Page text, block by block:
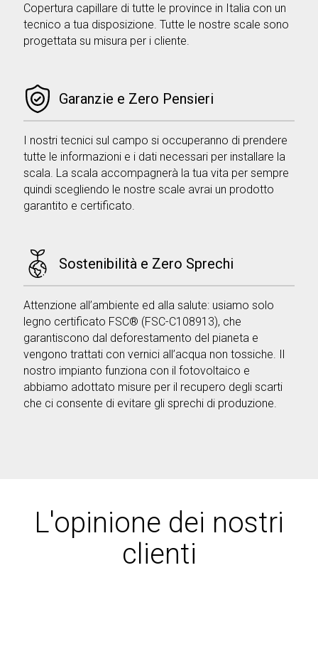
Copertura capillare di tutte le province in Italia con un
tecnico a tua disposizione. Tutte le nostre scale sono
progettata su misura per i cliente.
Garanzie e Zero Pensieri
I nostri tecnici sul campo si occuperanno di prendere
tutte le informazioni e i dati necessari per installare la
scala. La scala accompagnerà la tua vita per sempre
quindi scegliendo le nostre scale avrai un prodotto
garantito e certificato.
Sostenibilità e Zero Sprechi
Attenzione all’ambiente ed alla salute: usiamo solo
legno certificato FSC® (FSC-C108913), che
garantiscono dal deforestamento del pianeta e
vengono trattati con vernici all’acqua non tossiche. Il
nostro impianto funziona con il fotovoltaico e
abbiamo adottato misure per il recupero degli scarti
che ci consente di evitare gli sprechi di produzione.
L'opinione dei nostri
clienti